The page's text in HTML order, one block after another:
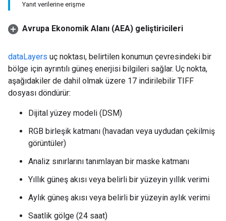
Yanıt verilerine erişme
Avrupa Ekonomik Alanı (AEA) geliştiricileri
dataLayers uç noktası, belirtilen konumun çevresindeki bir
bölge için ayrıntılı güneş enerjisi bilgileri sağlar. Uç nokta,
aşağıdakiler de dahil olmak üzere 17 indirilebilir TIFF
dosyası döndürür:
Dijital yüzey modeli (DSM)
RGB birleşik katmanı (havadan veya uydudan çekilmiş
görüntüler)
Analiz sınırlarını tanımlayan bir maske katmanı
Yıllık güneş akısı veya belirli bir yüzeyin yıllık verimi
Aylık güneş akısı veya belirli bir yüzeyin aylık verimi
Saatlik gölge (24 saat)